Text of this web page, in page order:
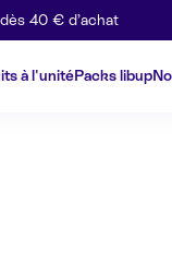
40 € d’achat
à l'unitéPacks libup